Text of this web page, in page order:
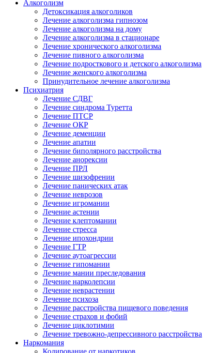
Алкоголизм
Детоксикация алкоголиков
Лечение алкоголизма гипнозом
Лечение алкоголизма на дому
Лечение алкоголизма в стационаре
Лечение хронического алкоголизма
Лечение пивного алкоголизма
Лечение подросткового и детского алкоголизма
Лечение женского алкоголизма
Принудительное лечение алкоголизма
Психиатрия
Лечение СДВГ
Лечение синдрома Туретта
Лечение ПТСР
Лечение ОКР
Лечение деменции
Лечение апатии
Лечение биполярного расстройства
Лечение анорексии
Лечение ПРЛ
Лечение шизофрении
Лечение панических атак
Лечение неврозов
Лечение игромании
Лечение астении
Лечение клептомании
Лечение стресса
Лечение ипохондрии
Лечение ГТР
Лечение аутоагрессии
Лечение гипомании
Лечение мании преследования
Лечение нарколепсии
Лечение неврастении
Лечение психоза
Лечение расстройства пищевого поведения
Лечение страхов и фобий
Лечение циклотимии
Лечение тревожно-депрессивного расстройства
Наркомания
Кодирование от наркотиков